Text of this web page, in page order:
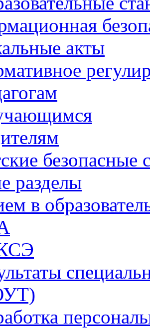
акты
безопасные
разделы
в